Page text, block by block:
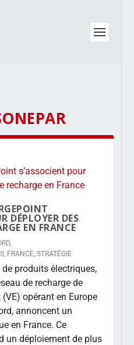
DÉPLOYER DES
EN FRANCE
,
, FRANCE, STRATÉGIE
produits électriques,
de recharge de
opérant en Europe
annoncent un
en France. Ce
un déploiement de plus